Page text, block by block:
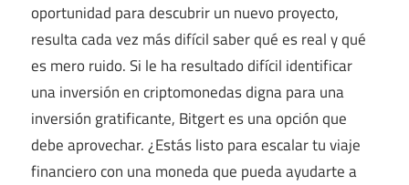
oportunidad para descubrir un nuevo proyecto,
resulta cada vez más difícil saber qué es real y qué
es mero ruido. Si le ha resultado difícil identificar
una inversión en criptomonedas digna para una
inversión gratificante, Bitgert es una opción que
debe aprovechar. ¿Estás listo para escalar tu viaje
financiero con una moneda que pueda ayudarte a